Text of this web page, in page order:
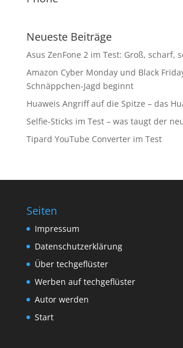
Neueste Beiträge
Asus ZenFone 2 im Test: Groß, scharf,
Amazon Cyber Monday und Black
Schnäppchen-Jagd beginnt
Huaweis Angriff auf die Spitze – das
Selfie-Sticks im Test – was taugt der
Tipard YouTube Converter im Test
Seiten
Impressum
Datenschutzerklärung
Über techgeflüster
Werben auf techgeflüster
Autor werden
Start